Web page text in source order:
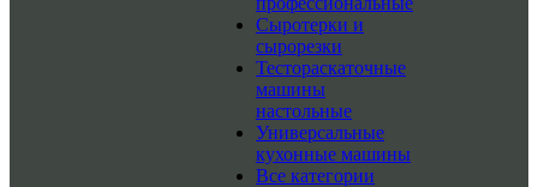
Сыротерки и
сырорезки
Тестораскаточные
машины
настольные
Универсальные
кухонные машины
Все категории